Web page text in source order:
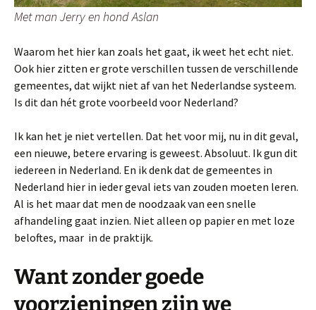
Met man Jerry en hond Aslan
Waarom het hier kan zoals het gaat, ik weet het echt niet.
Ook hier zitten er grote verschillen tussen de verschillende
gemeentes, dat wijkt niet af van het Nederlandse systeem.
Is dit dan hét grote voorbeeld voor Nederland?
Ik kan het je niet vertellen. Dat het voor mij, nu in dit geval,
een nieuwe, betere ervaring is geweest. Absoluut. Ik gun dit
iedereen in Nederland. En ik denk dat de gemeentes in
Nederland hier in ieder geval iets van zouden moeten leren.
Al is het maar dat men de noodzaak van een snelle
afhandeling gaat inzien. Niet alleen op papier en met loze
beloftes, maar in de praktijk.
Want zonder goede
voorzieningen zijn we